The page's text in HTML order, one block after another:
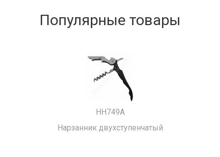
Популярные товары
HH749A
Нарзанник двухступенчатый